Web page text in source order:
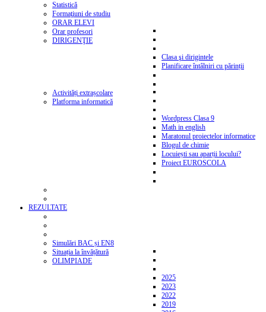
Statistică
Formaţiuni de studiu
ORAR ELEVI
Orar profesori
DIRIGENŢIE
Clasa şi dirigintele
Planificare întâlniri cu părinții
Activități extrașcolare
Platforma informatică
Wordpress Clasa 9
Math in english
Maratonul proiectelor informatice
Blogul de chimie
Locuiești sau aparții locului?
Proiect EUROSCOLA
REZULTATE
Simulări BAC și EN8
Situația la învățătură
OLIMPIADE
2025
2023
2022
2019